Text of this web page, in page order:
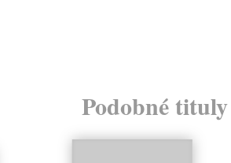
Podobné tituly